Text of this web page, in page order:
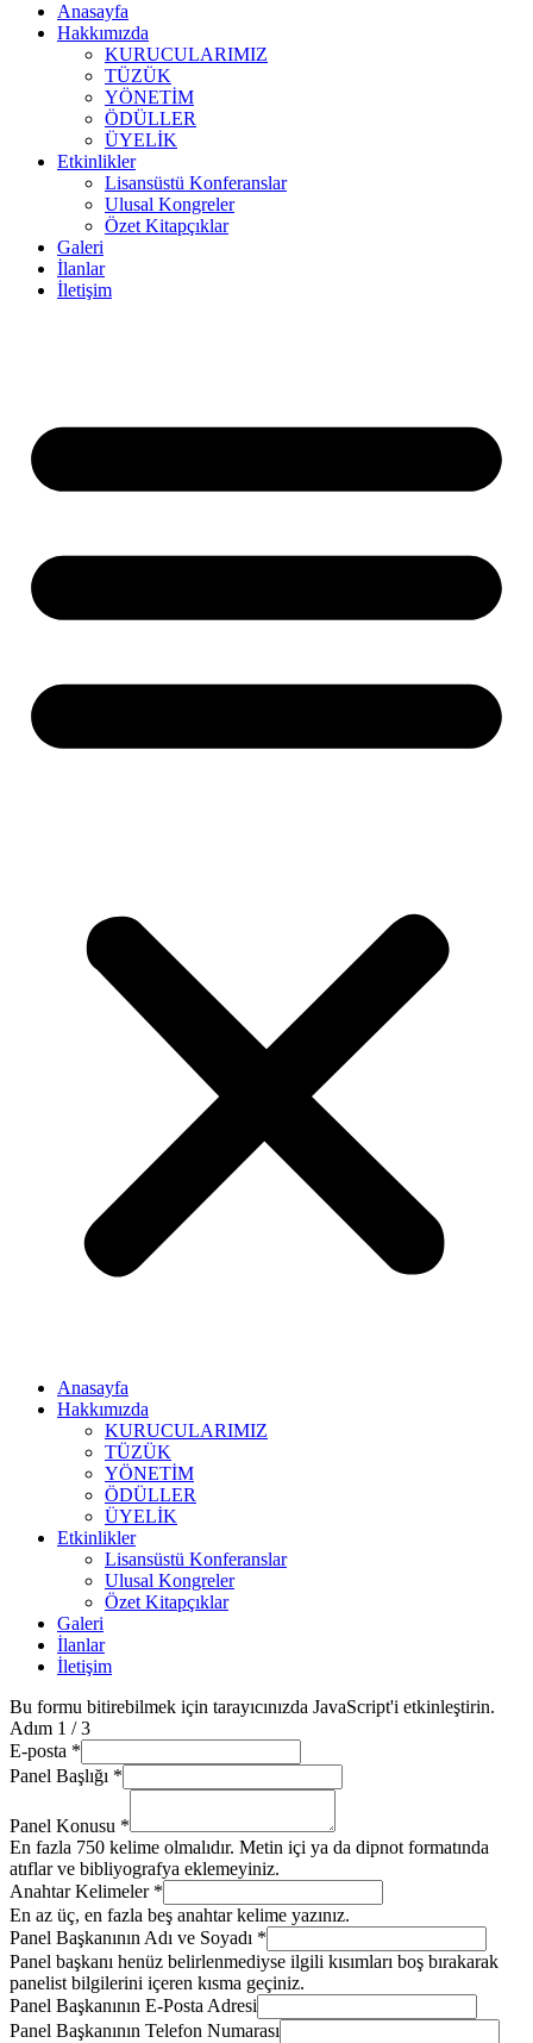
Anasayfa
Hakkımızda
KURUCULARIMIZ
TÜZÜK
YÖNETİM
ÖDÜLLER
ÜYELİK
Etkinlikler
Lisansüstü Konferanslar
Ulusal Kongreler
Özet Kitapçıklar
Galeri
İlanlar
İletişim
Anasayfa
Hakkımızda
KURUCULARIMIZ
TÜZÜK
YÖNETİM
ÖDÜLLER
ÜYELİK
Etkinlikler
Lisansüstü Konferanslar
Ulusal Kongreler
Özet Kitapçıklar
Galeri
İlanlar
İletişim
Bu formu bitirebilmek için tarayıcınızda JavaScript'i etkinleştirin.
Adım 1 / 3
E-posta *
Panel Başlığı *
Panel Konusu *
En fazla 750 kelime olmalıdır. Metin içi ya da dipnot formatında
atıflar ve bibliyografya eklemeyiniz.
Anahtar Kelimeler *
En az üç, en fazla beş anahtar kelime yazınız.
Panel Başkanının Adı ve Soyadı *
Panel başkanı henüz belirlenmediyse ilgili kısımları boş bırakarak
panelist bilgilerini içeren kısma geçiniz.
Panel Başkanının E-Posta Adresi
Panel Başkanının Telefon Numarası